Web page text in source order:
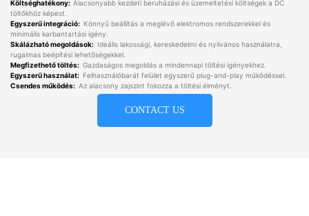
Költséghatékony: Alacsonyabb kezdeti beruházási és üzemeltetési költségek a DC
töltőkhöz képest.
Egyszerű integráció: Könnyű beállítás a meglévő elektromos rendszerekkel és
minimális karbantartási igény.
Skálázható megoldások: Ideális lakossági, kereskedelmi és nyilvános használatra,
rugalmas beépítési lehetőségekkel.
Megfizethető töltés: Gazdaságos megoldás a mindennapi töltési igényekhez.
Egyszerű használat: Felhasználóbarát felület egyszerű plug-and-play működéssel.
Csendes működés: Az alacsony zajszint fokozza a töltési élményt.
CONTACT US